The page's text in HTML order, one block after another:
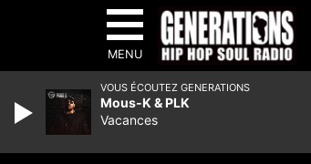
MENU
VOUS ÉCOUTEZ GENERATIONS
Mous-K & PLK
Vacances